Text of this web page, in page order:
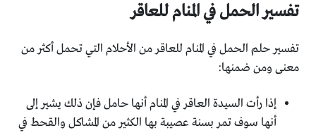
تفسير الحمل في المنام للعاقر
تفسير حلم الحمل في المنام للعاقر من الأحلام التي تحمل أكثر من
معنى ومن ضمنها:
إذا رأت السيدة العاقر في المنام أنها حامل فإن ذلك يشير إلى
أنها سوف تمر بسنة عصيبة بها الكثير من المشاكل والقحط في